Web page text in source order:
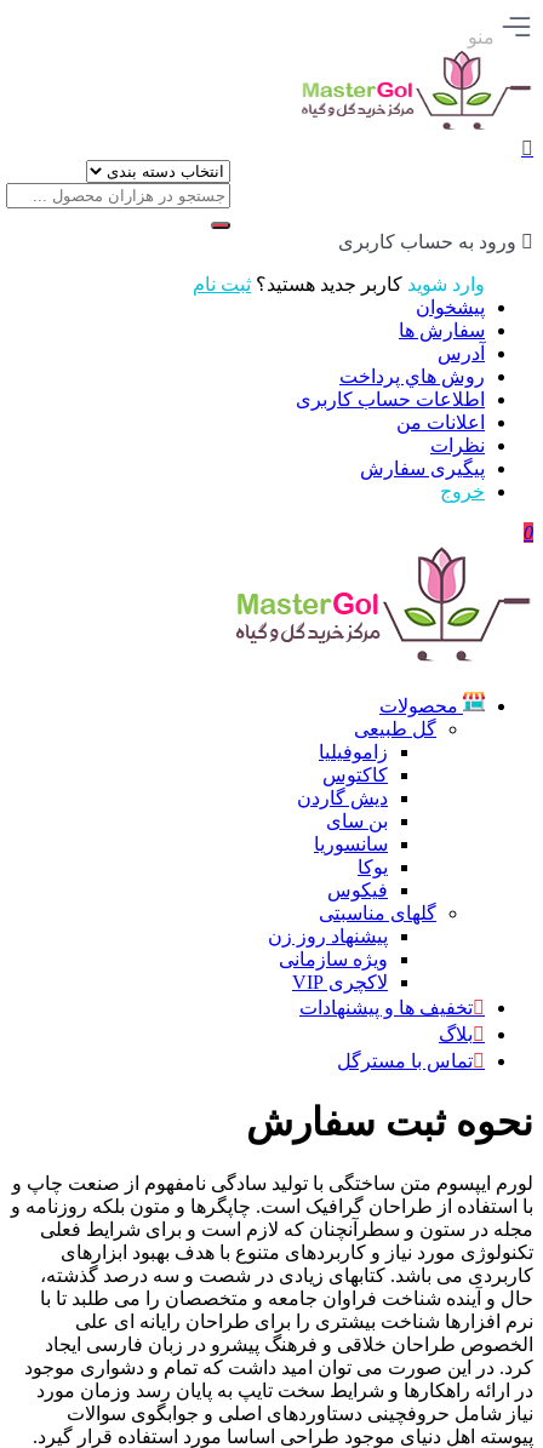
منو
ورود به حساب کاربری
وارد شوید کاربر جدید هستید؟ ثبت نام
پیشخوان
سفارش ها
آدرس
روش هاي پرداخت
اطلاعات حساب كاربری
اعلانات من
نظرات
پیگیری سفارش
خروج
0
محصولات
گل طبیعی
زاموفیلیا
کاکتوس
دیش گاردن
بن سای
سانسوریا
یوکا
فیکوس
گلهای مناسبتی
پیشنهاد روز زن
ویژه سازمانی
لاکچری VIP
تخفیف ها و پیشنهادات
بلاگ
تماس با مسترگل
نحوه ثبت سفارش
لورم ایپسوم متن ساختگی با تولید سادگی نامفهوم از صنعت چاپ و
با استفاده از طراحان گرافیک است. چاپگرها و متون بلکه روزنامه و
مجله در ستون و سطرآنچنان که لازم است و برای شرایط فعلی
تکنولوژی مورد نیاز و کاربردهای متنوع با هدف بهبود ابزارهای
کاربردی می باشد. کتابهای زیادی در شصت و سه درصد گذشته،
حال و آینده شناخت فراوان جامعه و متخصصان را می طلبد تا با
نرم افزارها شناخت بیشتری را برای طراحان رایانه ای علی
الخصوص طراحان خلاقی و فرهنگ پیشرو در زبان فارسی ایجاد
کرد. در این صورت می توان امید داشت که تمام و دشواری موجود
در ارائه راهکارها و شرایط سخت تایپ به پایان رسد وزمان مورد
نیاز شامل حروفچینی دستاوردهای اصلی و جوابگوی سوالات
پیوسته اهل دنیای موجود طراحی اساسا مورد استفاده قرار گیرد.